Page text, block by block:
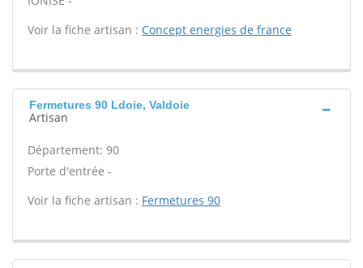
Voir la fiche artisan : Concept energies de france
Fermetures 90 Ldoie, Valdoie
Artisan
Département: 90
Porte d'entrée -
Voir la fiche artisan : Fermetures 90